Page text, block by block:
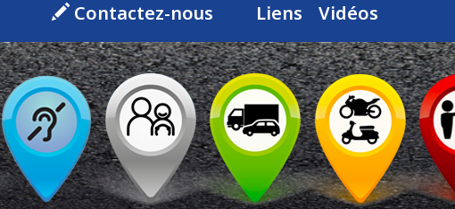
Contactez-nous
Liens Vidéos